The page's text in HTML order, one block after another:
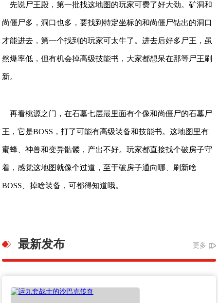
先说尸王殿，第一批找这地图的玩家可费了好大劲。矿洞和
尚僵尸多，洞口也多，要找到特定坐标的和尚僵尸钻出的洞口
才能进去，第一个找到的玩家可太牛了。进去后好多尸王，虽
然爆率低，但有机会掉高级技能书，大家都想呆在那等尸王刷
新。
再看桃源之门，在石墓七层最里面有个像和尚僵尸的石墓尸
王，它是BOSS，打了可能有高级装备和技能书。这地图里有
蜜蜂、神兽和变异骷髅，产出不好。玩家都直接找个破房子守
着，感觉这地图就像个过道，至于破房子通向哪、刷新啥
BOSS、掉啥装备，可都得知道哦。
最新发布 更多